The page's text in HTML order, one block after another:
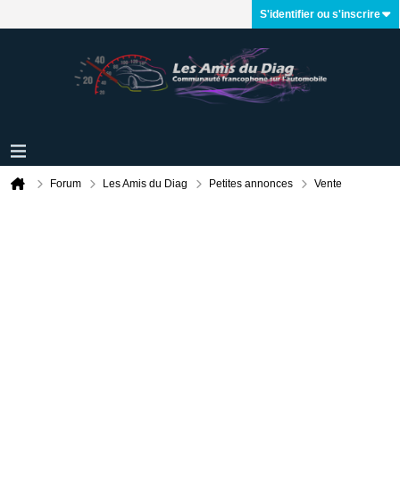
S'identifier ou s'inscrire
Forum Les Amis du Diag Petites annonces Vente